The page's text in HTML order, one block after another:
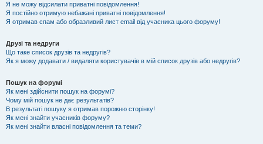
Я не можу відсилати приватні повідомлення!
Я постійно отримую небажані приватні повідомлення!
Я отримав спам або образливий лист email від учасника цього форуму!
Друзі та недруги
Що таке список друзів та недругів?
Як я можу додавати / видаляти користувачів в мій список друзів або недругів?
Пошук на форумі
Як мені здійснити пошук на форумі?
Чому мій пошук не дає результатів?
В результаті пошуку я отримав порожню сторінку!
Як мені знайти учасників форуму?
Як мені знайти власні повідомлення та теми?